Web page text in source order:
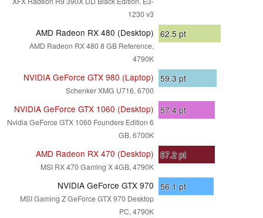
1230 v3
AMD Radeon RX 480 (Desktop)
AMD Radeon RX 480 8 GB Reference,
4790K
62.5 pt
NVIDIA GeForce GTX 980 (Laptop)
Schenker XMG U716, 6700
59.3 pt
NVIDIA GeForce GTX 1060 (Desktop)
Nvidia GeForce GTX 1060 Founders Edition 6
GB, 6700K
57.4pt
AMD Radeon RX 470 (Desktop)
MSI RX 470 Gaming X 4GB, 4790K
57.2pt
NVIDIA GeForce GTX 970
MSI Gaming Z GeForce GTX 970 Desktop
PC, 4790K
56.1 pt